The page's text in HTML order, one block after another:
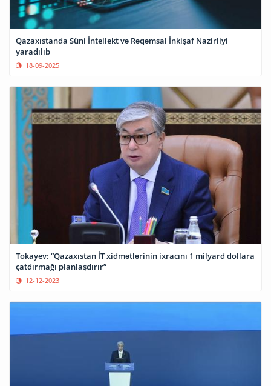
Qazaxıstanda Süni İntellekt və Rəqəmsal İnkişaf Nazirliyi
yaradılıb
18-09-2025
Tokayev: “Qazaxıstan İT xidmətlərinin ixracını 1 milyard dollara
çatdırmağı planlaşdırır”
12-12-2023